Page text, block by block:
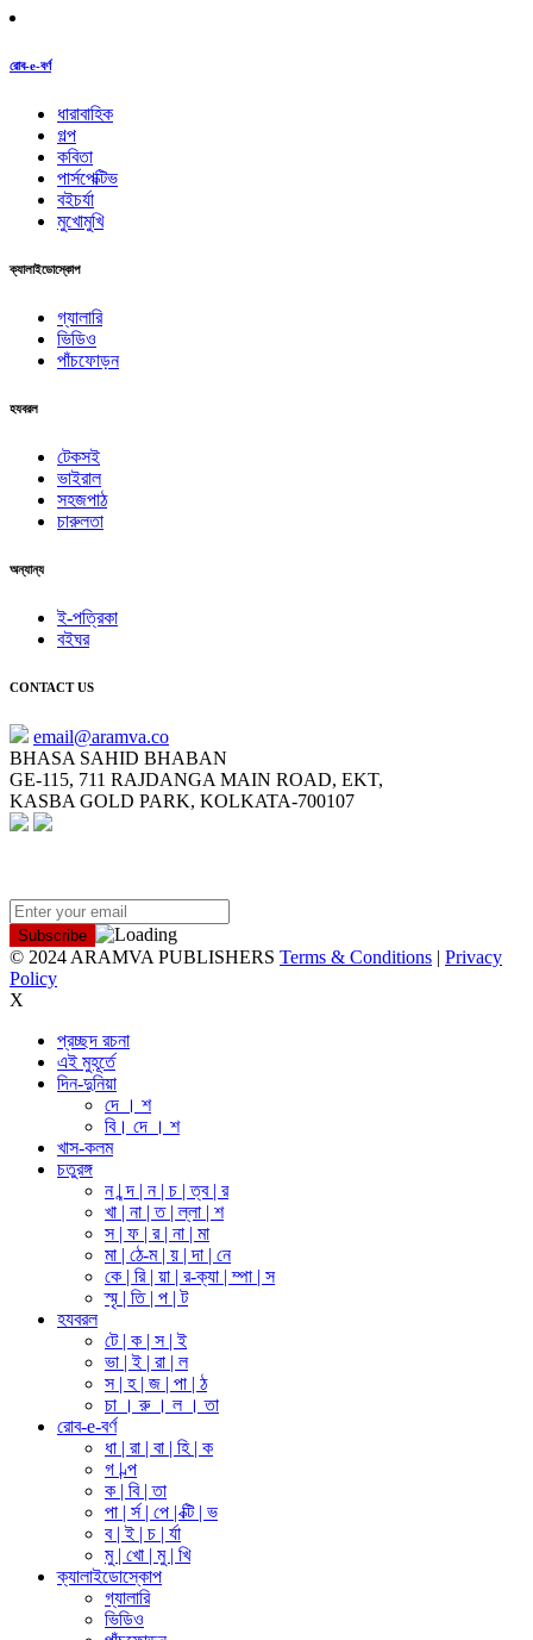
রোব-e-বর্ণ
ধারাবাহিক
গল্প
কবিতা
পার্সপেক্টিভ
বইচর্যা
মুখোমুখি
ক্যালাইডোস্কোপ
গ্যালারি
ভিডিও
পাঁচফোড়ন
হযবরল
টেকসই
ভাইরাল
সহজপাঠ
চারুলতা
অন্যান্য
ই-পত্রিকা
বইঘর
CONTACT US
email@aramva.co
BHASA SAHID BHABAN
GE-115, 711 RAJDANGA MAIN ROAD, EKT,
KASBA GOLD PARK, KOLKATA-700107
© 2024 ARAMVA PUBLISHERS Terms & Conditions | Privacy
Policy
X
প্রচ্ছদ রচনা
এই মুহূর্তে
দিন-দুনিয়া
দে । শ
বি। দে । শ
খাস-কলম
চতুরঙ্গ
ন | ন্দ | ন | চ | ত্ব | র
খা | না | ত | ল্লা | শ
স | ফ | র | না | মা
মা | ঠে-ম | য় | দা | নে
কে | রি | য়া | র-ক্যা | ম্পা | স
স্মৃ | তি | প | ট
হযবরল
টে | ক | স | ই
ভা | ই | রা | ল
স | হ | জ | পা | ঠ
চা । রু । ল । তা
রোব-e-বর্ণ
ধা | রা | বা | হি | ক
গ | ল্প
ক | বি | তা
পা | র্স | পে | ক্টি | ভ
ব | ই | চ | র্যা
মু | খো | মু | খি
ক্যালাইডোস্কোপ
গ্যালারি
ভিডিও